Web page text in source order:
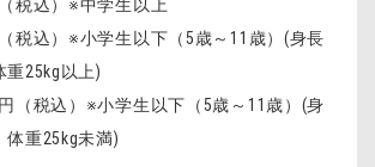
税込）※中学生以上
税込）※小学生以下（5歳～11歳）(身長
重25kg以上)
（税込）※小学生以下（5歳～11歳）(身
体重25kg未満)